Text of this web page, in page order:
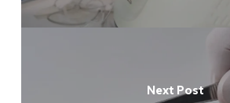
Next Post